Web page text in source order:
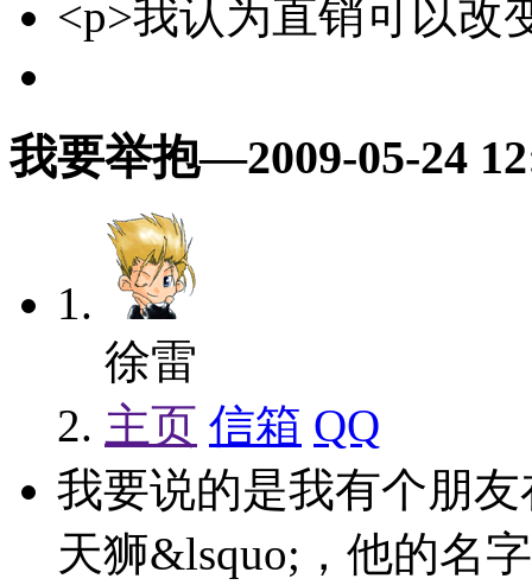
<p>我认为直销可以改
我要举抱—2009-05-24
徐雷
主页 信箱 QQ
我要说的是我有个朋
天狮&lsquo;，他的名